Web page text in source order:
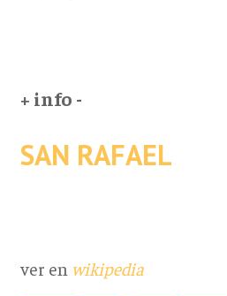
+ info -
SAN RAFAEL
ver en wikipedia